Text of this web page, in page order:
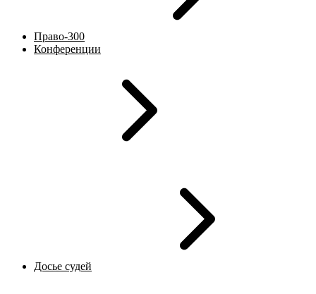
Право-300
Конференции
Досье судей